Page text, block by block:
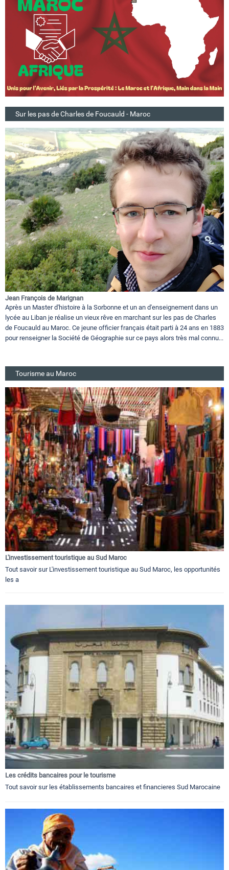
Sur les pas de Charles de Foucauld - Maroc
Jean François de Marignan
Après un Master d'histoire à la Sorbonne et un an d'enseignement dans un
lycée au Liban je réalise un vieux rêve en marchant sur les pas de Charles
de Foucauld au Maroc. Ce jeune officier français était parti à 24 ans en 1883
pour renseigner la Société de Géographie sur ce pays alors très mal connu...
Tourisme au Maroc
L'investissement touristique au Sud Maroc
Tout savoir sur L'investissement touristique au Sud Maroc, les opportunités
les a
Les crédits bancaires pour le tourisme
Tout savoir sur les établissements bancaires et financieres Sud Marocaine